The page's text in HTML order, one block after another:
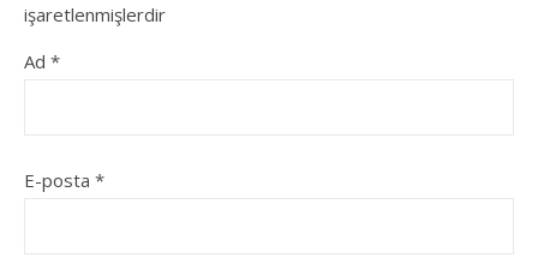
işaretlenmişlerdir
Ad *
E-posta *